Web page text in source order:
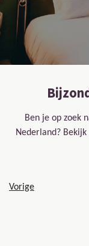
Ben je op zoek
Nederland?
Vorige